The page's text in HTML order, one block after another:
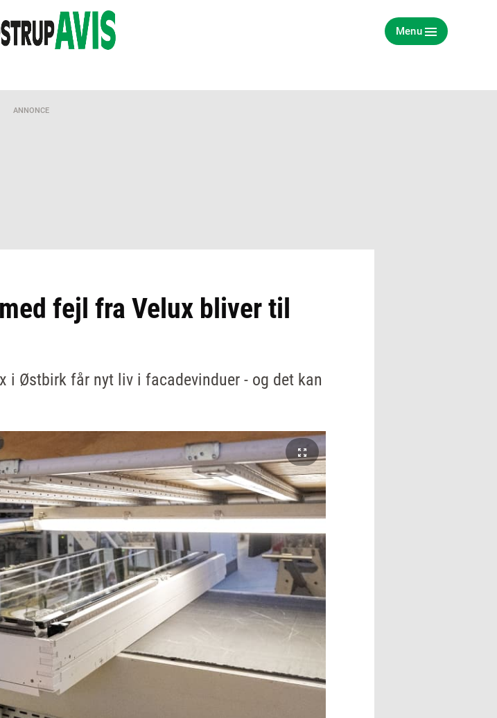
Menu
ANNONCE
fejl fra Velux bliver til
i Østbirk får nyt liv i facadevinduer - og det kan